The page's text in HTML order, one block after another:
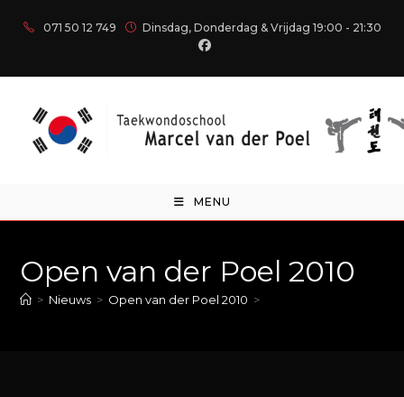
071 50 12 749 Dinsdag, Donderdag & Vrijdag 19:00 - 21:30
MENU
Open van der Poel 2010
> Nieuws > Open van der Poel 2010 >